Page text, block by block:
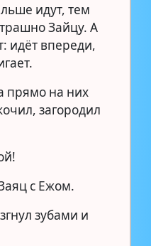
идут, тем
Зайцу. А
идёт впереди,
прямо на них
загородил
с Ежом.
зубами и